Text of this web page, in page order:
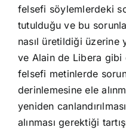
İletişim
felsefi söylemlerdeki
tutulduğu ve bu
nasıl üretildiği üzerine
ve Alain de Libera gibi
felsefi metinlerde
derinlemesine ele
yeniden
alınması gerektiği